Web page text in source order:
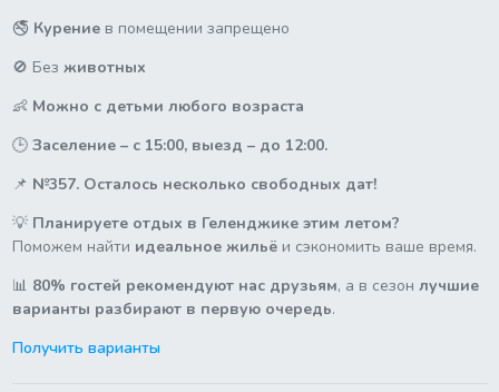
🚭 Курениев помещении запрещено
🚫 Без животных
👶 Можно с детьми любого возраста
🕒 Заселение – с 15:00, выезд – до 12:00.
📌 №357. Осталось несколько свободных дат!
💡 Планируете отдых в Геленджике этим летом?
Поможем найти идеальное жильёи сэкономить ваше время.
📊 80% гостей рекомендуют нас друзьям, а в сезон лучшие
варианты разбирают в первую очередь.
Получить варианты